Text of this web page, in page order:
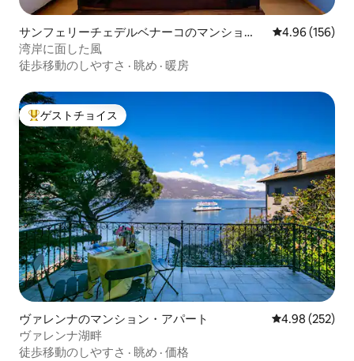
サンフェリーチェデルベナーコのマンショ
ン・アパート
レビュー156
4.96 (156)
湾岸に面した風
徒歩移動のしやすさ · 眺め · 暖房
大好評のゲストチョイスです。
ゲストチョイス
ヴァレンナのマンション・アパート レビュー252
4.98 (252)
ヴァレンナ湖畔
徒歩移動のしやすさ · 眺め · 価格